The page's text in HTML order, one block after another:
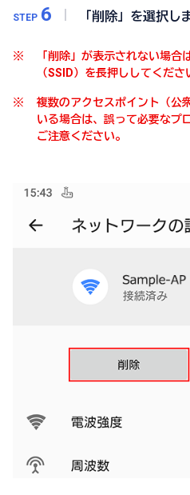
STEP 6 「削除」を選択し
※
「削除」が表示されない場
（SSID）を長押ししてくださ
※
複数のアクセスポイント（公
いる場合は、誤って必要なプ
ご注意ください。